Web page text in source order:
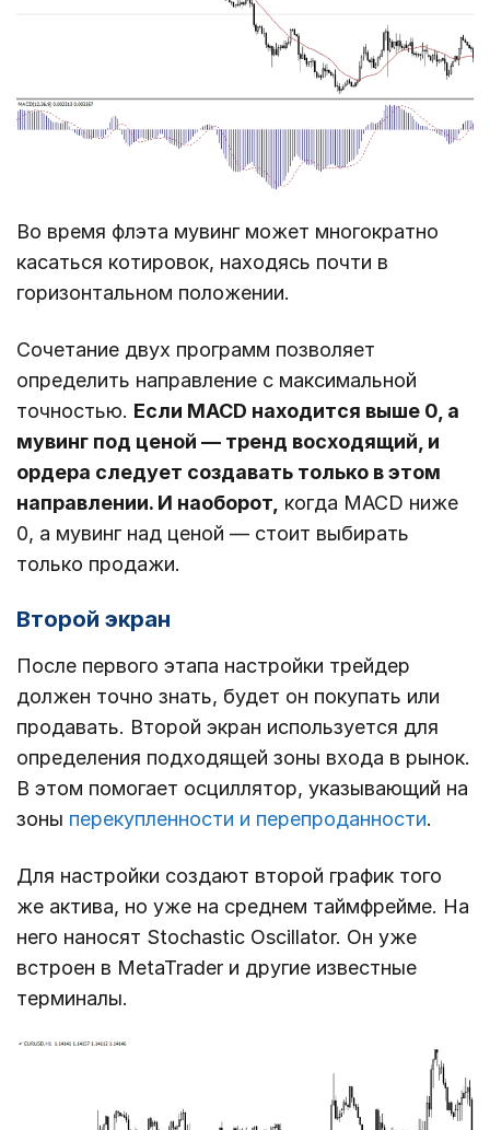
Во время флэта мувинг может многократно
касаться котировок, находясь почти в
горизонтальном положении.
Сочетание двух программ позволяет
определить направление с максимальной
точностью. Если MACD находится выше 0, а
мувинг под ценой ― тренд восходящий, и
ордера следует создавать только в этом
направлении. И наоборот, когда MACD ниже
0, а мувинг над ценой ― стоит выбирать
только продажи.
Второй экран
После первого этапа настройки трейдер
должен точно знать, будет он покупать или
продавать. Второй экран используется для
определения подходящей зоны входа в рынок.
В этом помогает осциллятор, указывающий на
зоны перекупленности и перепроданности.
Для настройки создают второй график того
же актива, но уже на среднем таймфрейме. На
него наносят Stochastic Oscillator. Он уже
встроен в MetaTrader и другие известные
терминалы.